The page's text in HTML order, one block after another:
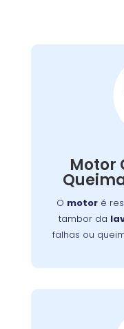
Motor
O motor é
tambor da
falhas ou
é
falhas ou
desgaste,
Isso resulta em